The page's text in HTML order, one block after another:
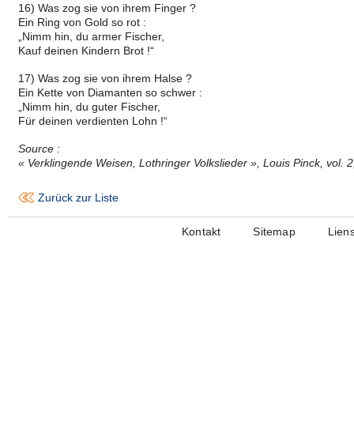
16) Was zog sie von ihrem Finger ?
Ein Ring von Gold so rot :
„Nimm hin, du armer Fischer,
Kauf deinen Kindern Brot !“
17) Was zog sie von ihrem Halse ?
Ein Kette von Diamanten so schwer :
„Nimm hin, du guter Fischer,
Für deinen verdienten Lohn !“
Source :
« Verklingende Weisen, Lothringer Volkslieder », Louis Pinck, vol.
Zurück zur Liste
Kontakt Sitemap